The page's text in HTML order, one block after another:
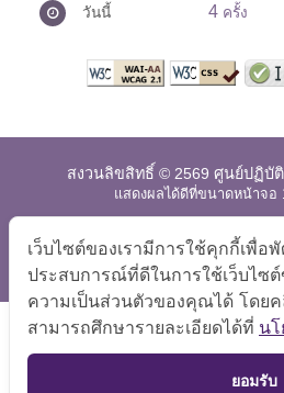
วันนี้ 4 ครั้ง
สงวนลิขสิทธิ์ © 2569 ศูนย์ปฏิบั
แสดงผลได้ดีที่ขนาดหน้าจอ
แผนผังเว็บไซต์ คำถามที่พบ
การปฏิเสธค
เว็บไซต์ของเรามีการใช้คุกกี้เพื่
ประสบการณ์ที่ดีในการใช้เว็บไซ
ความเป็นส่วนตัวของคุณได้ โดย
สามารถศึกษารายละเอียดได้ที่ น
ยอมรับ